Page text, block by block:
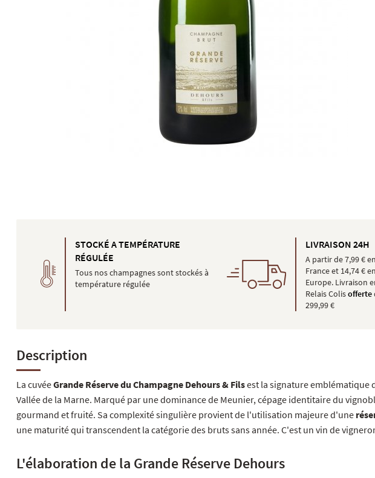
STOCKÉ A TEMPÉRATURE
RÉGULÉE
Tous nos champagnes sont stockés à
température régulée
LIVRAISON 24H
A partir de 7,99 € en
France et 14,74 € en
Europe. Livraison
Relais Colisofferte
299,99 €
Description
La cuvéeGrande Réserve du Champagne Dehours & Filsest la signature emblématique
Vallée de la Marne. Marqué par une dominance de Meunier, cépage identitaire du
gourmand et fruité. Sa complexité singulière provient de l'utilisation majeure d'une
une maturité qui transcendent la catégorie des bruts sans année. C'est un vin de
L'élaboration de la Grande Réserve Dehours